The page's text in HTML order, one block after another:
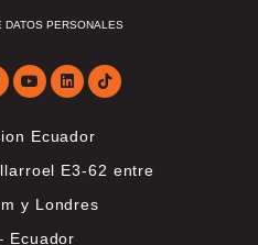
DATOS PERSONALES
Ecuador
E3-62 entre
y Londres
Ecuador